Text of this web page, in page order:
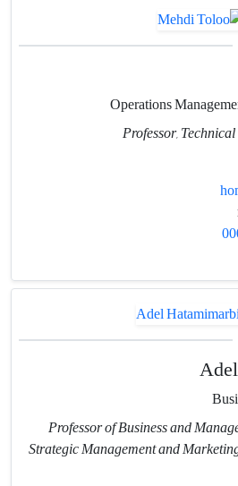
Professor,
Professor of Business and
Strategic Management and